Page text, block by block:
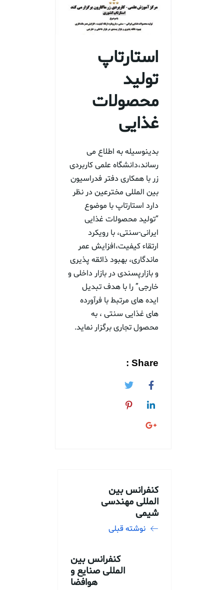
استارتاپ
تولید
محصولات
غذایی
بدینوسیله به اطلاع می
رساند،دانشگاه علمی کاربردی
زر با همکاری دفتر فدراسیون
بین المللی مخترعین در نظر
دارد استارتاپ با موضوع
“تولید محصولات غذایی
ایرانی-سنتی، با رویکرد
ارتقاء کیفیت،افزایش عمر
ماندگاری، بهبود ذائقه پذیری
و بازارپسندی در بازار داخلی و
خارجی” را با هدف تبدیل
ایده های مرتبط با فرآورده
های غذایی سنتی ، به
محصول تجاری برگزار نماید.
Share :
کنفرانس بین
المللی مهندسی
شیمی
نوشته قبلی
کنفرانس بین
المللی صنایع و
هوافضا